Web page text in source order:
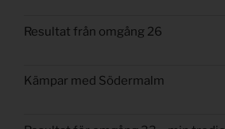
Resultat från omgång 26
Kämpar med Södermalm